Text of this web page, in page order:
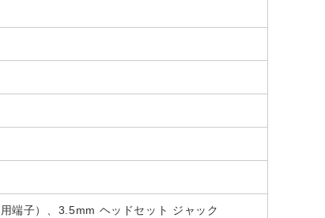
端子）、3.5mm ヘッドセット ジャック